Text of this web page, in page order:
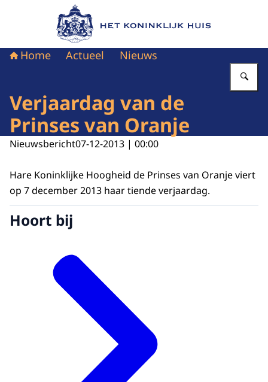
Naar de homepage van Het Koninklijk Huis
Home Actueel Nieuws
Verjaardag van de
Prinses van Oranje
Nieuwsbericht07-12-2013 | 00:00
Hare Koninklijke Hoogheid de Prinses van Oranje viert
op 7 december 2013 haar tiende verjaardag.
Hoort bij